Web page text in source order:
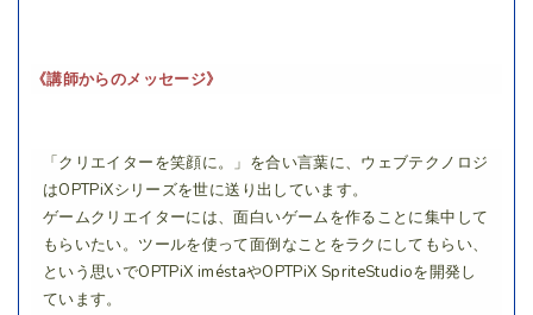
《講師からのメッセージ》
「クリエイターを笑顔に。」を合い言葉に、ウェブテクノロジ
はOPTPiXシリーズを世に送り出しています。
ゲームクリエイターには、面白いゲームを作ることに集中して
もらいたい。ツールを使って面倒なことをラクにしてもらい、
という思いでOPTPiX iméstaやOPTPiX SpriteStudioを開発し
ています。